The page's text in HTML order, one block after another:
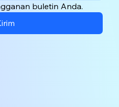
buletin Anda.